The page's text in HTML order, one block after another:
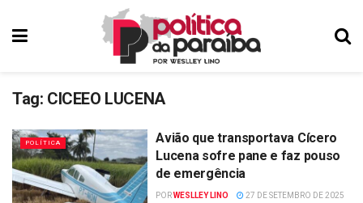
Tag: CICEEO LUCENA
POLÍTICA
Avião que transportava Cícero
Lucena sofre pane e faz pouso
de emergência
PORWESLLEY LINO 27 DE SETEMBRO DE 2025